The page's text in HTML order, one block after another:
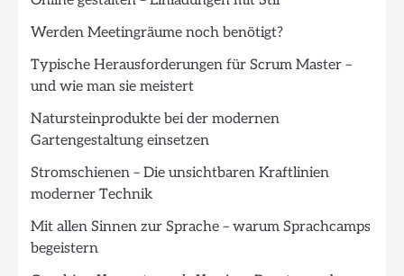
Werden Meetingräume noch benötigt?
Typische Herausforderungen für Scrum Master –
und wie man sie meistert
Natursteinprodukte bei der modernen
Gartengestaltung einsetzen
Stromschienen – Die unsichtbaren Kraftlinien
moderner Technik
Mit allen Sinnen zur Sprache – warum Sprachcamps
begeistern